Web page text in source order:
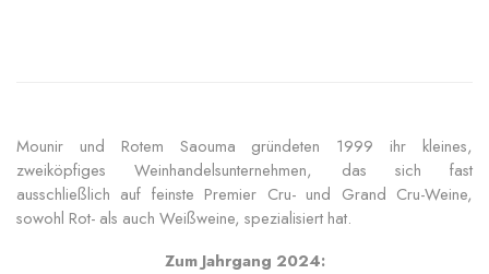
Mounir und Rotem Saouma gründeten 1999 ihr kleines,
zweiköpfiges Weinhandelsunternehmen, das sich fast
ausschließlich auf feinste Premier Cru- und Grand Cru-Weine,
sowohl Rot- als auch Weißweine, spezialisiert hat.
Zum Jahrgang 2024: